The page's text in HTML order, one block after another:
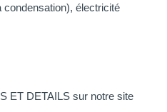
condensation), électricité
ET DETAILS sur notre site